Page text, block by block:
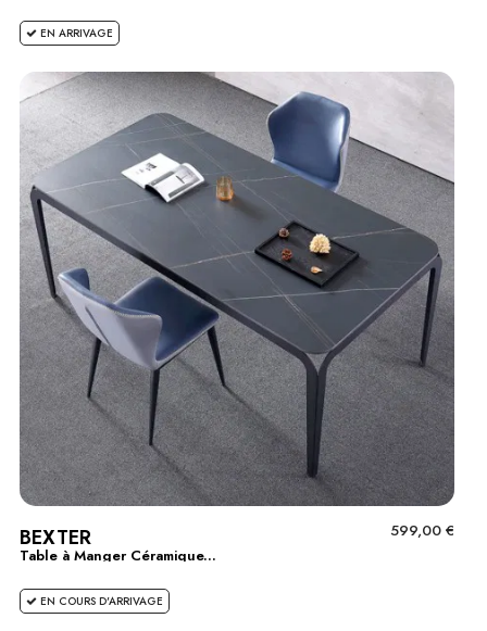
EN ARRIVAGE
BEXTER
Table à Manger Céramique...
599,00 €
EN COURS D'ARRIVAGE